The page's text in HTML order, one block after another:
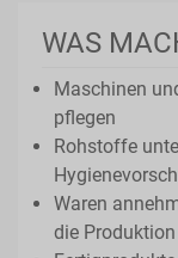
WAS
Maschinen
pflegen
Rohstoffe
Waren
die